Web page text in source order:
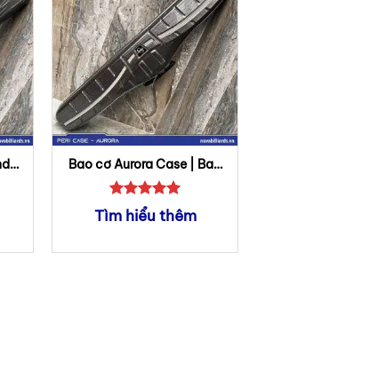
Bao cơ Aurora Case | Bao
cơ Peri
Được xếp
hạng55
Tìm hiểu thêm